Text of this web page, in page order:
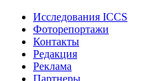
Исследования ICCS
Фоторепортажи
Контакты
Редакция
Реклама
Партнеры